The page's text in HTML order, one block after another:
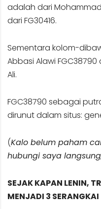
adalah dari Mohammad
dari FG30416.
Sementara kolom-
Abbasi Alawi
Ali.
FGC38790 sebagai
dirunut dalam situs:
(Kalo belum paham
hubungi saya
SEJAK KAPAN LENIN,
MENJADI 3 SERANGKAI